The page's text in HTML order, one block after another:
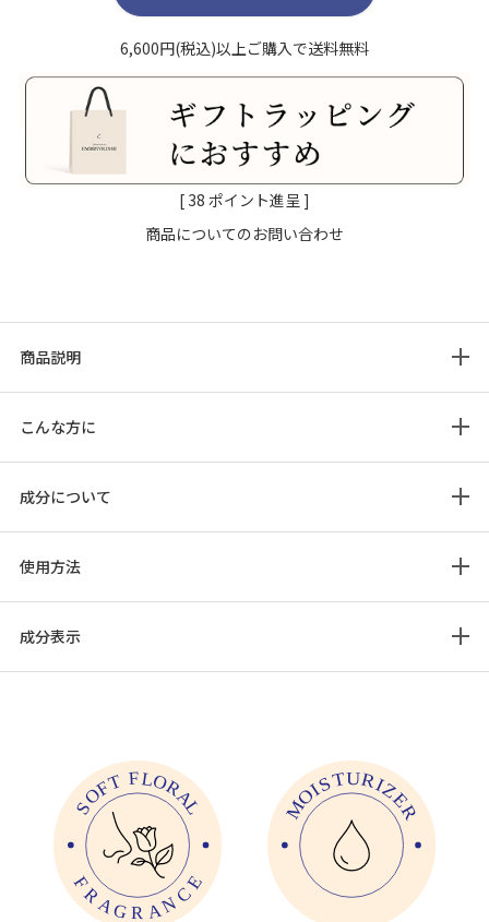
6,600円(税込)以上ご購入で送料無料
[ 38 ポイント進呈 ]
商品についてのお問い合わせ
商品説明
こんな方に
成分について
使用方法
成分表示